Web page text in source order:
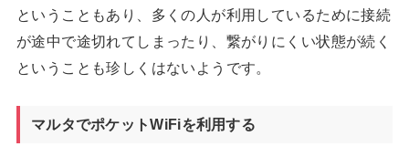
ということもあり、多くの人が利用しているために接続
が途中で途切れてしまったり、繋がりにくい状態が続く
ということも珍しくはないようです。
マルタでポケットWiFiを利用する